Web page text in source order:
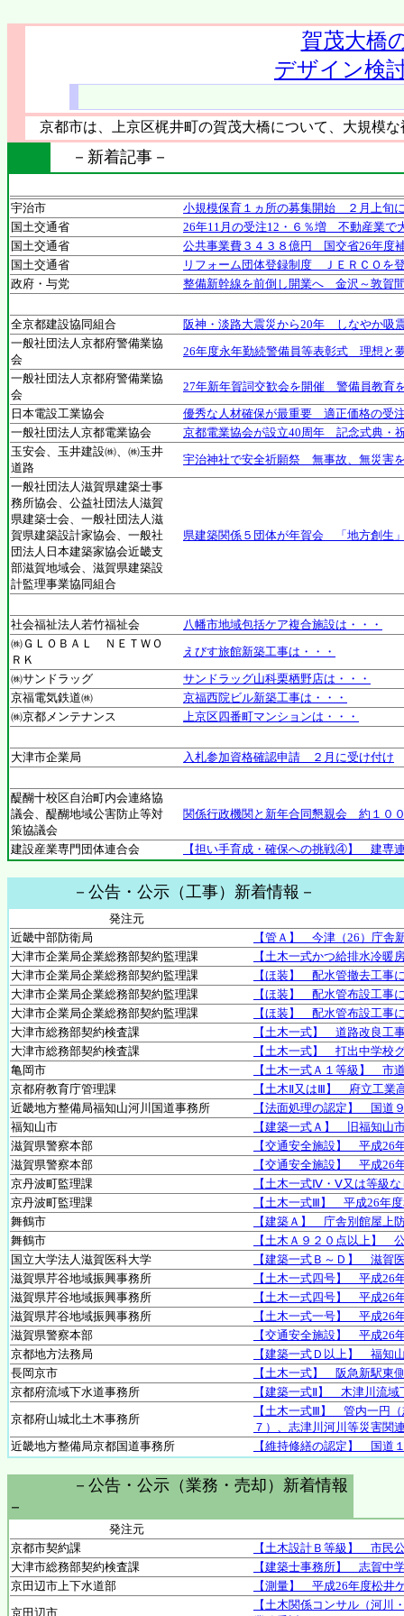
賀茂大橋
デザイン検
京都市は、上京区梶井町の賀茂大橋について、大規模
－新着記事－
宇治市
小規模保育１ヵ所の募集開始 ２月上旬
国土交通省
26年11月の受注12・６％増 不動産業で
国土交通省
公共事業費３４３８億円 国交省26年度
国土交通省
リフォーム団体登録制度 ＪＥＲＣＯを
政府・与党
整備新幹線を前倒し開業へ 金沢～敦賀
全京都建設協同組合
阪神・淡路大震災から20年 しなやか吸
一般社団法人京都府警備業協
会
26年度永年勤続警備員等表彰式 理想と
一般社団法人京都府警備業協
会
27年新年賀詞交歓会を開催 警備員教育
日本電設工業協会
優秀な人材確保が最重要 適正価格の受
一般社団法人京都電業協会
京都電業協会が設立40周年 記念式典・
玉安会、玉井建設㈱、㈱玉井
道路
宇治神社で安全祈願祭 無事故、無災害
一般社団法人滋賀県建築士事
務所協会、公益社団法人滋賀
県建築士会、一般社団法人滋
賀県建築設計家協会、一般社
団法人日本建築家協会近畿支
部滋賀地域会、滋賀県建築設
計監理事業協同組合
県建築関係５団体が年賀会 「地方創生
社会福祉法人若竹福祉会
八幡市地域包括ケア複合施設は・・・
㈱ＧＬＯＢＡＬ ＮＥＴＷＯ
ＲＫ
えびす旅館新築工事は・・・
㈱サンドラッグ
サンドラッグ山科栗栖野店は・・・
京福電気鉄道㈱
京福西院ビル新築工事は・・・
㈱京都メンテナンス
上京区四番町マンションは・・・
大津市企業局 入札参加資格確認申請 ２月に受け付け
醍醐十校区自治町内会連絡協
議会、醍醐地域公害防止等対
策協議会
関係行政機関と新年合同懇親会 約１０
建設産業専門団体連合会 【担い手育成・確保への挑戦④】 建専
－公告・公示（工事）新着情報－
発注元
近畿中部防衛局
【管Ａ】 今津（26）庁舎
大津市企業局企業総務部契約監理課
【土木一式かつ給排水冷
大津市企業局企業総務部契約監理課
【ほ装】 配水管撤去工事
大津市企業局企業総務部契約監理課
【ほ装】 配水管布設工事
大津市企業局企業総務部契約監理課
【ほ装】 配水管布設工事
大津市総務部契約検査課
【土木一式】 道路改良工
大津市総務部契約検査課
【土木一式】 打出中学校
亀岡市
【土木一式Ａ１等級】 市
京都府教育庁管理課
【土木Ⅱ又はⅢ】 府立工業
近畿地方整備局福知山河川国道事務所
【法面処理の認定】 国道
福知山市
【建築一式Ａ】 旧福知山
滋賀県警察本部
【交通安全施設】 平成26
滋賀県警察本部
【交通安全施設】 平成26
京丹波町監理課
【土木一式Ⅳ・Ⅴ又は等級
京丹波町監理課
【土木一式Ⅲ】 平成26年
舞鶴市
【建築Ａ】 庁舎別館屋上
舞鶴市
【土木Ａ９２０点以上】
国立大学法人滋賀医科大学
【建築一式Ｂ～Ｄ】 滋賀
滋賀県芹谷地域振興事務所
【土木一式四号】 平成26
滋賀県芹谷地域振興事務所
【土木一式四号】 平成26
滋賀県芹谷地域振興事務所
【土木一式一号】 平成26
滋賀県警察本部
【交通安全施設】 平成26
京都地方法務局
【建築一式Ｄ以上】 福知
長岡京市
【土木一式】 阪急新駅東
京都府流域下水道事務所
【建築一式Ⅱ】 木津川流
京都府山城北土木事務所
【土木一式Ⅲ】 管内一円
７）、志津川河川等災害関
近畿地方整備局京都国道事務所
【維持修繕の認定】 国道
－公告・公示（業務・売却）新着情報
－
発注元
京都市契約課
【土木設計Ｂ等級】 市民
大津市総務部契約検査課
【建築士事務所】 志賀中
京田辺市上下水道部
【測量】 平成26年度松井
京田辺市
【土木関係コンサル（河